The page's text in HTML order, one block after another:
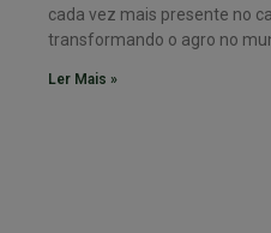
cada vez mais presente no
transformando o agro no
Ler Mais »